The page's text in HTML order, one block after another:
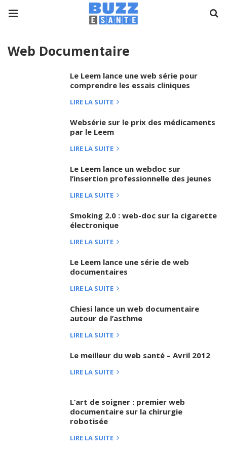
Web Documentaire
Le Leem lance une web série pour
comprendre les essais cliniques
LIRE LA SUITE
Websérie sur le prix des médicaments
par le Leem
LIRE LA SUITE
Le Leem lance un webdoc sur
l’insertion professionnelle des jeunes
LIRE LA SUITE
Smoking 2.0 : web-doc sur la cigarette
électronique
LIRE LA SUITE
Le Leem lance une série de web
documentaires
LIRE LA SUITE
Chiesi lance un web documentaire
autour de l’asthme
LIRE LA SUITE
Le meilleur du web santé – Avril 2012
LIRE LA SUITE
L’art de soigner : premier web
documentaire sur la chirurgie
robotisée
LIRE LA SUITE